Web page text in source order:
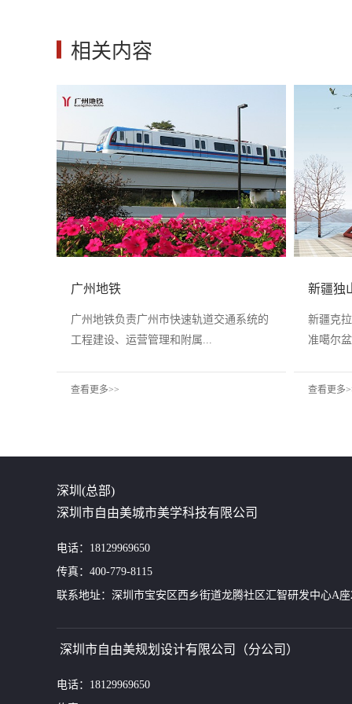
相关内容
广州地铁
广州地铁负责广州市快速轨道交通系统的
工程建设、运营管理和附属...
查看更多>>
新疆独
新疆克
准噶尔
查看更多
深圳(总部)
深圳市自由美城市美学科技有限公司
电话：18129969650
传真：400-779-8115
联系地址：深圳市宝安区西乡街道龙腾社区汇智研发中心A座
深圳市自由美规划设计有限公司（分公司）
电话：18129969650